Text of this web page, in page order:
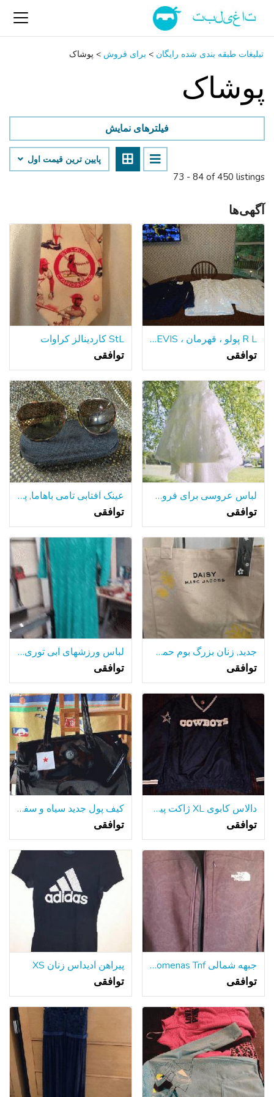
تبلیغات طبقه بندی شده رایگان > برای فروش > پوشاک
پوشاک
73 - 84 of 450 listings
فیلترهای نمایش
پایین ‌ترین قیمت اول
آگهی‌ها
R L پولو ، قهرمان ، LEVIS ، و غیره اندازه 12 لباس زمستانی برای فروش
توافقی
StL کاردینالز کراوات
توافقی
لباس عروسی برای فروش!
توافقی
عینک آفتابی تامی باهاما, پرداخت بیش از $160, پرسیدن 7 76
توافقی
جدید, زنان بزرگ بوم حمل و نقل کردن کیسه, مارک جیکوبز دیزی
توافقی
لباس ورزشهای آبی توری اندازه 14 جدید
توافقی
دالاس کابوی XL ژاکت پیراهن استفاده نشده/تمیز Nfl فوتبال
توافقی
کیف پول جدید سیاه و سفید
توافقی
جبهه شمالی Womenas Tnf راس کبود جقه اندازه کت متوسط
توافقی
پیراهن آدیداس زنان XS
توافقی